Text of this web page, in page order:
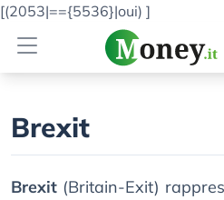
[(2053|=={5536}|oui) ]
Brexit
Brexit (Britain-Exit)